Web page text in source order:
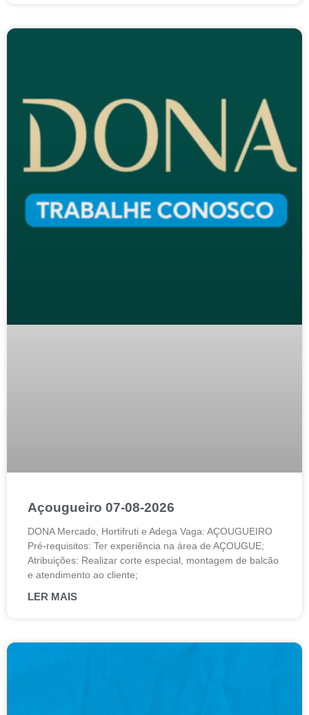
Açougueiro 07-08-2026
DONA Mercado, Hortifruti e Adega Vaga: AÇOUGUEIRO
Pré-requisitos: Ter experiência na área de AÇOUGUE;
Atribuições: Realizar corte especial, montagem de balcão
e atendimento ao cliente;
LER MAIS